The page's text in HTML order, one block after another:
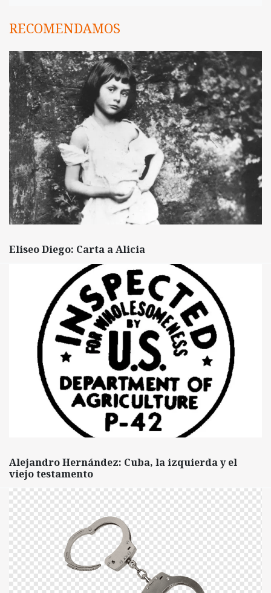
RECOMENDAMOS
Eliseo Diego: Carta a Alicia
Alejandro Hernández: Cuba, la izquierda y el
viejo testamento